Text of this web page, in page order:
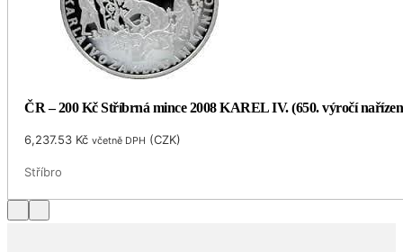
ČR – 200 Kč Stříbrná mince 2008 KAREL IV. (650. výročí
6,237.53 Kč včetně DPH (CZK)
Stříbro